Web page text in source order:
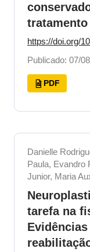
tratamento
https://doi.org/
Publicado: 07/
PDF
Danielle
Paula, Evandro
Junior, Maria
tarefa na